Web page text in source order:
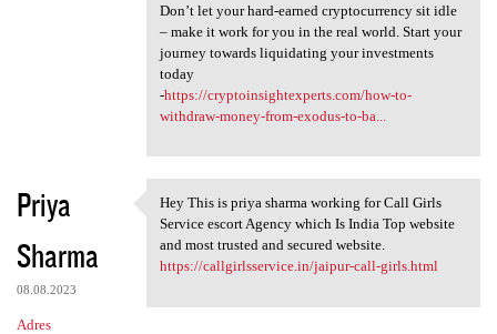
Don’t let your hard-earned cryptocurrency sit idle
– make it work for you in the real world. Start your
journey towards liquidating your investments
today
-https://cryptoinsightexperts.com/how-to-
withdraw-money-from-exodus-to-ba...
Priya
Sharma
08.08.2023
Adres
Hey This is priya sharma
Hey This is priya sharma working for Call Girls
Service escort Agency which Is India Top website
and most trusted and secured website.
https://callgirlsservice.in/jaipur-call-girls.html